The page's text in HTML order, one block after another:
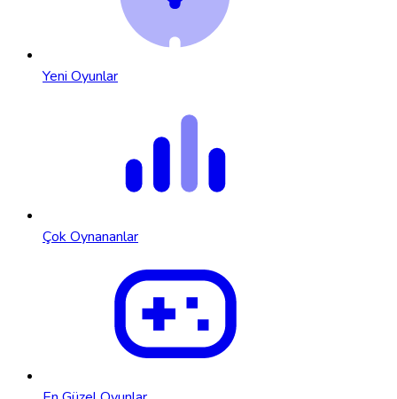
Yeni Oyunlar
Çok Oynananlar